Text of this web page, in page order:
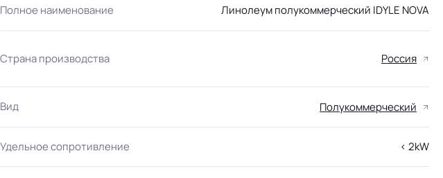
Полное наименование Линолеум полукоммерческий IDYLE NOVA
Страна производства Россия
Вид Полукоммерческий
Удельное сопротивление < 2kW